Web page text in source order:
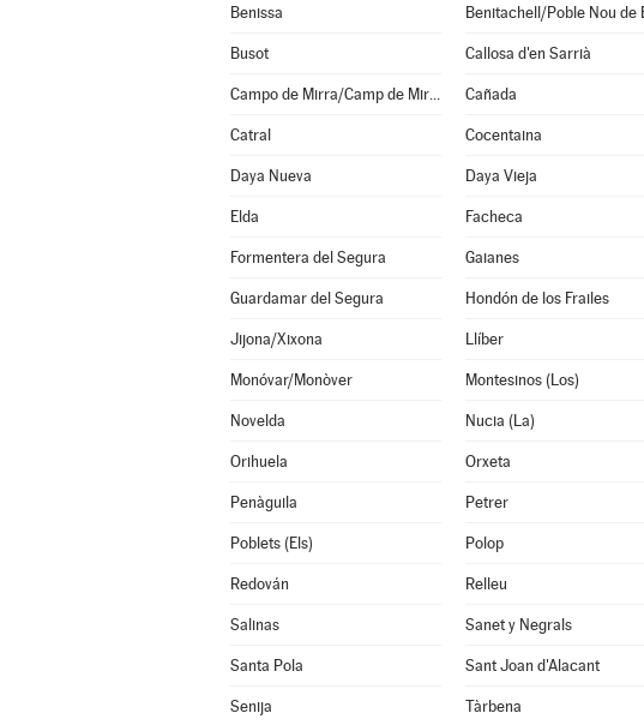
Benissa
Busot Callosa d'en Sarrià
Campo de Mirra/Camp de Mirra (El) Cañada
Catral Cocentaina
Daya Nueva Daya Vieja
Elda Facheca
Formentera del Segura Gaianes
Guardamar del Segura Hondón de los Frailes
Jijona/Xixona Llíber
Monóvar/Monòver Montesinos (Los)
Novelda Nucia (La)
Orihuela Orxeta
Penàguila Petrer
Poblets (Els) Polop
Redován Relleu
Salinas Sanet y Negrals
Santa Pola Sant Joan d'Alacant
Senija Tàrbena